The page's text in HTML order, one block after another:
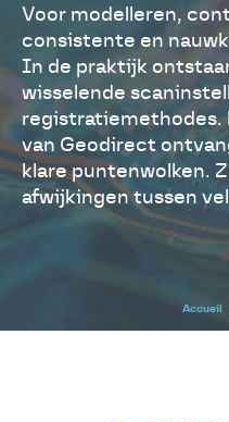
Voor modelleren,
consistente en
In de praktijk
wisselende
registratiemethodes.
van Geodirect
klare puntenwolken.
afwijkingen tussen
Accueil